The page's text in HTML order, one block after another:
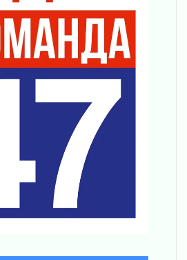
и Водяной
экспозиция к 150-
и вампиров
о помощи